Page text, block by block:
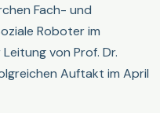
Fach- und
Roboter im
von Prof. Dr.
Auftakt im April